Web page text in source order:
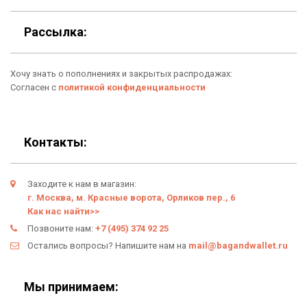
О нас
Отзывы о Bag & Wallet
Гарантия
Условия возврата
Оферта
Политика конфиденциальности
Новинки
Подарки
Рассылка:
Хочу знать о пополнениях и закрытых распродажах:
Согласен с политикой конфиденциальности
Контакты:
Заходите к нам в магазин:
г. Москва, м. Красные ворота, Орликов пер., 6
Как нас найти>>
Позвоните нам: +7 (495) 374 92 25
Остались вопросы? Напишите нам на mail@bagandwallet.ru
Мы принимаем: